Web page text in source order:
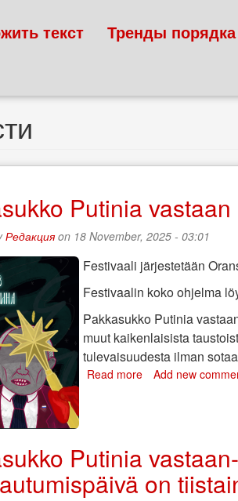
текст Тренды
Putinia
Редакцияon 18 November, 2025 - 03:01
Festivaali järjestetään
Festivaalin koko ohjelma
Pakkasukko Putinia
muut kaikenlaisista
tulevaisuudesta ilman
Read more about
festivaalin
ohjelma
Add new
Putinia
on